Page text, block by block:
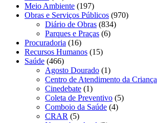
Meio Ambiente (197)
Obras e Serviços Públicos (970)
Diário de Obras (834)
Parques e Praças (6)
Procuradoria (16)
Recursos Humanos (15)
Saúde (466)
Agosto Dourado (1)
Centro de Atendimento da Criança
Cinedebate (1)
Coleta de Preventivo (5)
Comboio da Saúde (4)
CRAR (5)